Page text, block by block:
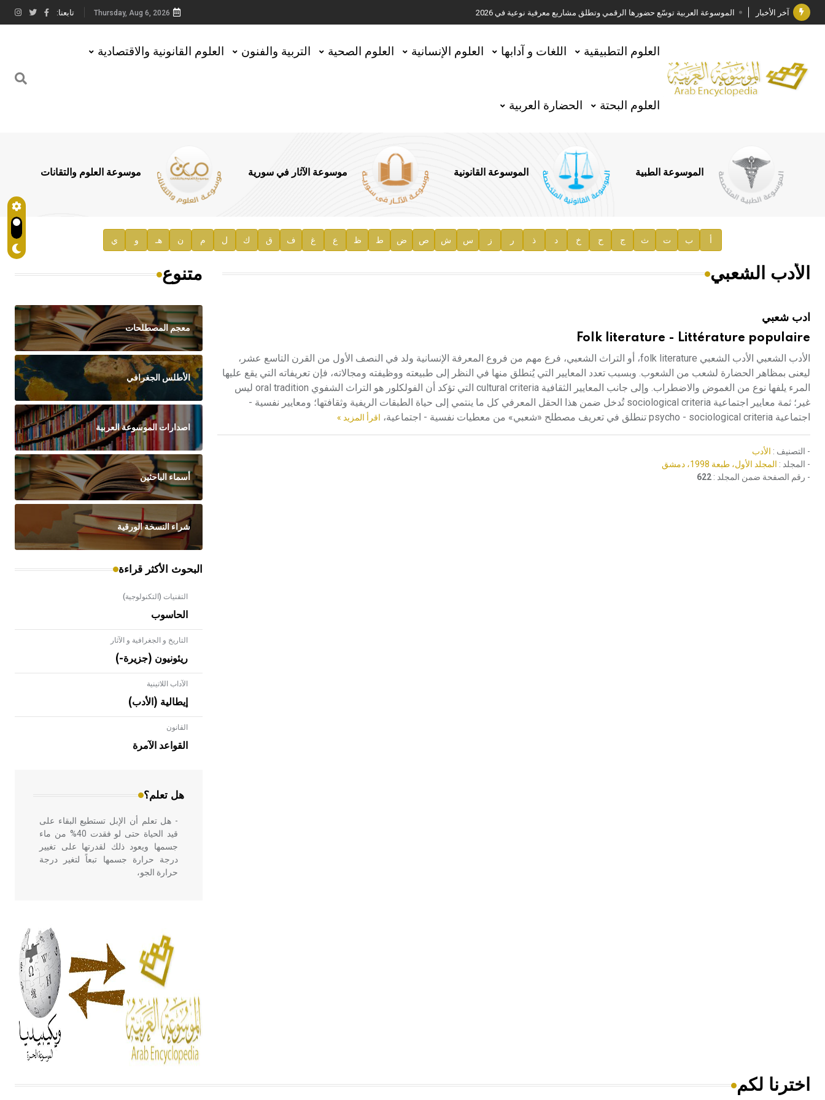
آخر الأخبار الموسوعة العربية توسّع حضورها الرقمي وتطلق مشاريع معرفية نوعية في 2026
جائزة مجمع الملك سلمان العالمي للغة العربية 2025
الأستاذ إياد خالد الطباع مدير عام لهيئة الموسوعة العربية
السيد محمد ياسين صالح وزيرا للثقافة
توصيات مجلس الإدارة
صدور المجلد السابع من موسوعة الآثار في سورية
إعلان..
هيئة الموسوعة العربية تطلق موسوعات جديدة في عام 2026
Thursday, Aug 6, 2026 تابعنا:
العلوم التطبيقية اللغات و آدابها العلوم الإنسانية العلوم الصحية التربية والفنون العلوم القانونية والاقتصادية
العلوم البحتة الحضارة العربية
الموسوعة الطبية الموسوعة القانونية موسوعة الآثار في سورية موسوعة العلوم والتقانات
أ ب ت ث ج ح خ د ذ ر ز س ش ص ض ط ظ ع غ ف ق ك ل م ن هـ و ي
الأدب الشعبي
ادب شعبي
Folk literature - Littérature populaire
الأدب الشعبي الأدب الشعبي folk literature، أو التراث الشعبي، فرع مهم من فروع المعرفة الإنسانية ولد في النصف الأول من القرن التاسع عشر،
ليعنى بمظاهر الحضارة لشعب من الشعوب. وبسبب تعدد المعايير التي يُنطلق منها في النظر إلى طبيعته ووظيفته ومجالاته، فإن تعريفاته التي يقع عليها
المرء يلفها نوع من الغموض والاضطراب. وإلى جانب المعايير الثقافية cultural criteria التي تؤكد أن الفولكلور هو التراث الشفوي oral tradition ليس
غير؛ ثمة معايير اجتماعية sociological criteria تُدخل ضمن هذا الحقل المعرفي كل ما ينتمي إلى حياة الطبقات الريفية وثقافتها؛ ومعايير نفسية -
اجتماعية psycho - sociological criteria تنطلق في تعريف مصطلح «شعبي» من معطيات نفسية - اجتماعية،
اقرأ المزيد »
- التصنيف : الأدب
- المجلد : المجلد الأول، طبعة 1998، دمشق
- رقم الصفحة ضمن المجلد : 622
متنوع
معجم المصطلحات
الأطلس الجغرافي
اصدارات الموسوعة العربية
أسماء الباحثين
شراء النسخة الورقية
البحوث الأكثر قراءة
التقنيات (التكنولوجية)
الحاسوب
التاريخ و الجغرافية و الآثار
ريئونيون (جزيرة-)
الآداب اللاتينية
إيطالية (الأدب)
القانون
القواعد الآمرة
هل تعلم؟
- هل تعلم أن الأبلق نوع من الفنون
الهندسية التي ارتبطت بالعمارة الإسلامية
في بلاد الشام ومصر خاصة، حيث يحرص
- هل تعلم أن الإبل تستطيع البقاء على
قيد الحياة حتى لو فقدت 40% من ماء
جسمها ويعود ذلك لقدرتها على تغيير
درجة حرارة جسمها تبعاً لتغير درجة
حرارة الجو،
أربعة مؤلفات هي: الحكم، الأدلة، تنظيم
التغذية، ورسالته في جروح الرأس.
ويعود له الفضل بأنه حرر الطب من
الدين والفلسفة.
- هل تعلم أن المرجان إفراز حيواني
يتكون في البحر ويتركب من مادة
كربونات الكلسيوم، وهو أحمر أو شديد
الحمرة وهو أجود أنواعه، ويمتاز بكبر
الحجم ويسمى الش
اخترنا لكم